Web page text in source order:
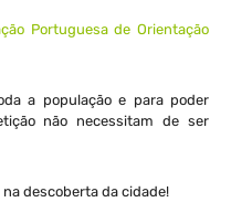
Portuguesa de Orientação
a população e para poder
não necessitam de ser
descoberta da cidade!